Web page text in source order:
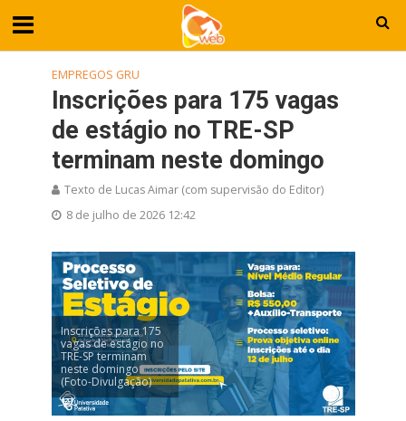
EMPREGOS GRU
Inscrições para 175 vagas
de estágio no TRE-SP
terminam neste domingo
Texto de Lucas Aimar (com supervisão do Editor)
8 de julho de 2026 12:42
Inscrições para 175
vagas de estágio no
TRE-SP terminam
neste domingo
(Foto-Divulgação)